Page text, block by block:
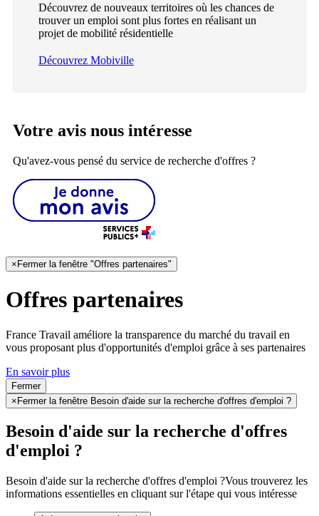
Découvrez de nouveaux territoires où les chances de
trouver un emploi sont plus fortes en réalisant un
projet de mobilité résidentielle
Découvrez Mobiville
Votre avis nous intéresse
Qu'avez-vous pensé du service de recherche d'offres ?
×Fermer la fenêtre "Offres partenaires"
Offres partenaires
France Travail améliore la transparence du marché du travail en
vous proposant plus d'opportunités d'emploi grâce à ses partenaires
En savoir plus
Fermer
×Fermer la fenêtre Besoin d'aide sur la recherche d'offres d'emploi ?
Besoin d'aide sur la recherche d'offres
d'emploi ?
Besoin d'aide sur la recherche d'offres d'emploi ?Vous trouverez les
informations essentielles en cliquant sur l'étape qui vous intéresse